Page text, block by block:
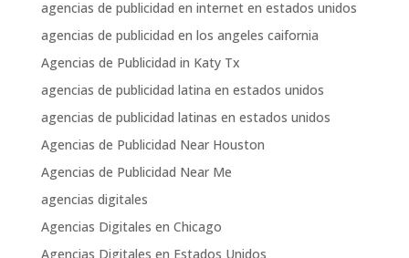
agencias de publicidad en internet en estados unidos
agencias de publicidad en los angeles caifornia
Agencias de Publicidad in Katy Tx
agencias de publicidad latina en estados unidos
agencias de publicidad latinas en estados unidos
Agencias de Publicidad Near Houston
Agencias de Publicidad Near Me
agencias digitales
Agencias Digitales en Chicago
Agencias Digitales en Estados Unidos